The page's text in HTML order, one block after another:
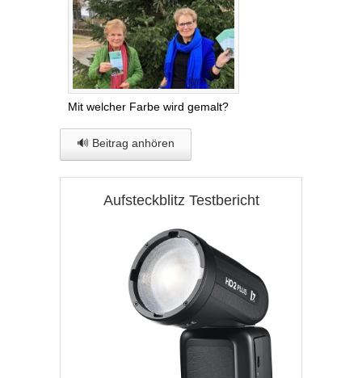
Mit welcher Farbe wird gemalt?
🔊 Beitrag anhören
Aufsteckblitz Testbericht